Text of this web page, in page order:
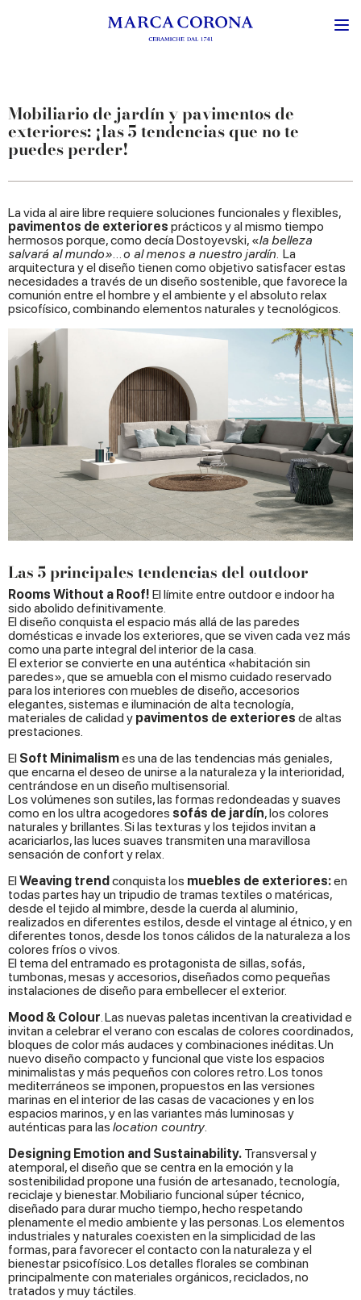
Mobiliario de jardín y pavimentos de
exteriores: ¡las 5 tendencias que no te
puedes perder!
La vida al aire libre requiere soluciones funcionales y flexibles,
pavimentos de exteriores prácticos y al mismo tiempo
hermosos porque, como decía Dostoyevski, «la belleza
salvará al mundo»…o al menos a nuestro jardín. La
arquitectura y el diseño tienen como objetivo satisfacer estas
necesidades a través de un diseño sostenible, que favorece la
comunión entre el hombre y el ambiente y el absoluto relax
psicofísico, combinando elementos naturales y tecnológicos.
Las 5 principales tendencias del outdoor
Rooms Without a Roof! El límite entre outdoor e indoor ha
sido abolido definitivamente.
El diseño conquista el espacio más allá de las paredes
domésticas e invade los exteriores, que se viven cada vez más
como una parte integral del interior de la casa.
El exterior se convierte en una auténtica «habitación sin
paredes», que se amuebla con el mismo cuidado reservado
para los interiores con muebles de diseño, accesorios
elegantes, sistemas e iluminación de alta tecnología,
materiales de calidad y pavimentos de exteriores de altas
prestaciones.
El Soft Minimalismes una de las tendencias más geniales,
que encarna el deseo de unirse a la naturaleza y la interioridad,
centrándose en un diseño multisensorial.
Los volúmenes son sutiles, las formas redondeadas y suaves
como en los ultra acogedores sofás de jardín, los colores
naturales y brillantes. Si las texturas y los tejidos invitan a
acariciarlos, las luces suaves transmiten una maravillosa
sensación de confort y relax.
ElWeaving trend conquista los muebles de exteriores:en
todas partes hay un tripudio de tramas textiles o matéricas,
desde el tejido al mimbre, desde la cuerda al aluminio,
realizados en diferentes estilos, desde el vintage al étnico, y en
diferentes tonos, desde los tonos cálidos de la naturaleza a los
colores fríos o vivos.
El tema del entramado es protagonista de sillas, sofás,
tumbonas, mesas y accesorios, diseñados como pequeñas
instalaciones de diseño para embellecer el exterior.
Mood & Colour. Las nuevas paletas incentivan la creatividad e
invitan a celebrar el verano con escalas de colores coordinados,
bloques de color más audaces y combinaciones inéditas. Un
nuevo diseño compacto y funcional que viste los espacios
minimalistas y más pequeños con colores retro. Los tonos
mediterráneos se imponen, propuestos en las versiones
marinas en el interior de las casas de vacaciones y en los
espacios marinos, y en las variantes más luminosas y
auténticas para las location country.
Designing Emotion and Sustainability. Transversal y
atemporal, el diseño que se centra en la emoción y la
sostenibilidad propone una fusión de artesanado, tecnología,
reciclaje y bienestar. Mobiliario funcional súper técnico,
diseñado para durar mucho tiempo, hecho respetando
plenamente el medio ambiente y las personas. Los elementos
industriales y naturales coexisten en la simplicidad de las
formas, para favorecer el contacto con la naturaleza y el
bienestar psicofísico. Los detalles florales se combinan
principalmente con materiales orgánicos, reciclados, no
tratados y muy táctiles.